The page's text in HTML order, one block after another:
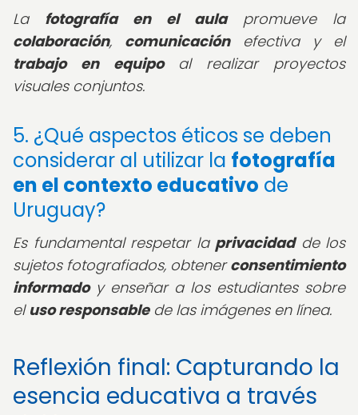
La fotografía en el aulapromueve la
colaboración, comunicaciónefectiva y el
trabajo en equipoal realizar proyectos
visuales conjuntos.
5. ¿Qué aspectos éticos se deben
considerar al utilizar la fotografía
en el contexto educativo de
Uruguay?
Es fundamental respetar la privacidadde los
sujetos fotografiados, obtenerconsentimiento
informadoy enseñar a los estudiantes sobre
el uso responsablede las imágenes en línea.
Reflexión final: Capturando la
esencia educativa a través